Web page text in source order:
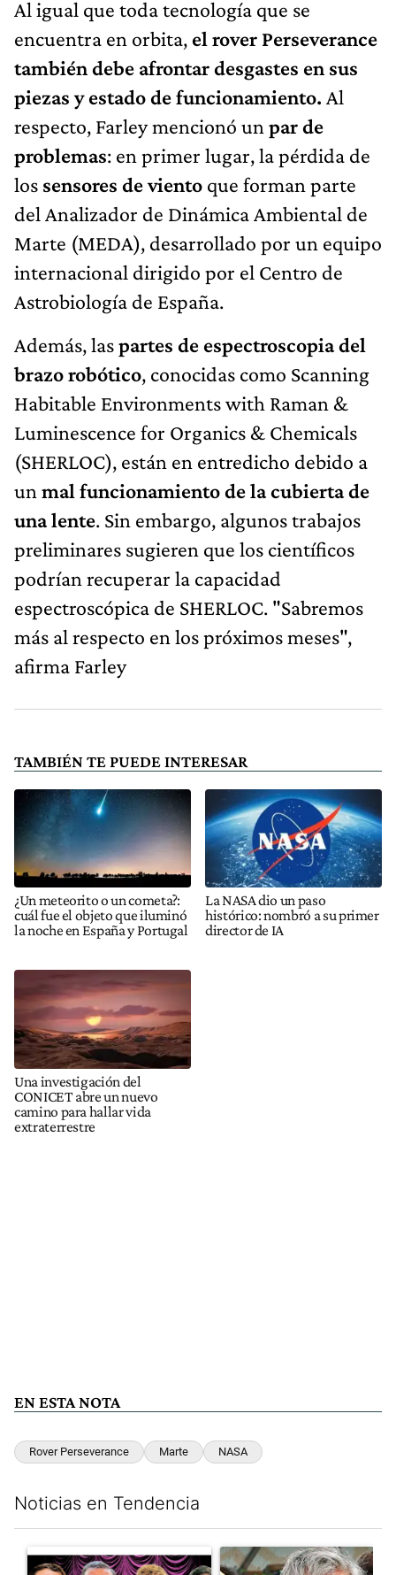
Al igual que toda tecnología que se
encuentra en orbita, el rover Perseverance
también debe afrontar desgastes en sus
piezas y estado de funcionamiento. Al
respecto, Farley mencionó un par de
problemas: en primer lugar, la pérdida de
los sensores de viento que forman parte
del Analizador de Dinámica Ambiental de
Marte (MEDA), desarrollado por un equipo
internacional dirigido por el Centro de
Astrobiología de España.
Además, laspartes de espectroscopia del
brazo robótico, conocidas como Scanning
Habitable Environments with Raman &
Luminescence for Organics & Chemicals
(SHERLOC), están en entredicho debido a
un mal funcionamiento de la cubierta de
una lente. Sin embargo, algunos trabajos
preliminares sugieren que los científicos
podrían recuperar la capacidad
espectroscópica de SHERLOC. "Sabremos
más al respecto en los próximos meses",
afirma Farley
TAMBIÉN TE PUEDE INTERESAR
¿Un meteorito o un cometa?:
cuál fue el objeto que iluminó
la noche en España y Portugal
La NASA dio un paso
histórico: nombró a su primer
director de IA
Una investigación del
CONICET abre un nuevo
camino para hallar vida
extraterrestre
EN ESTA NOTA
Rover Perseverance Marte NASA
Noticias en Tendencia
Un artículo de tendencia con el título "Luces y alarmas en el
Un artículo de tendencia con